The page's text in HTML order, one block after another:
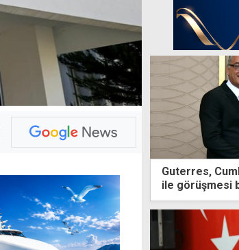
Guterres,
ile görüşmesi